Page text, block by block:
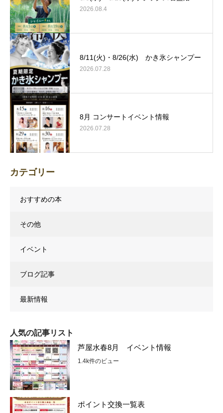
2026.08.4
8/11(火)・8/26(水) かき氷シャンプー
2026.07.28
8月 コンサートイベント情報
2026.07.28
カテゴリー
おすすめの本
その他
イベント
ブログ記事
最新情報
人気の記事リスト
芦屋水春8月 イベント情報
1.4k件のビュー
ポイント交換一覧表